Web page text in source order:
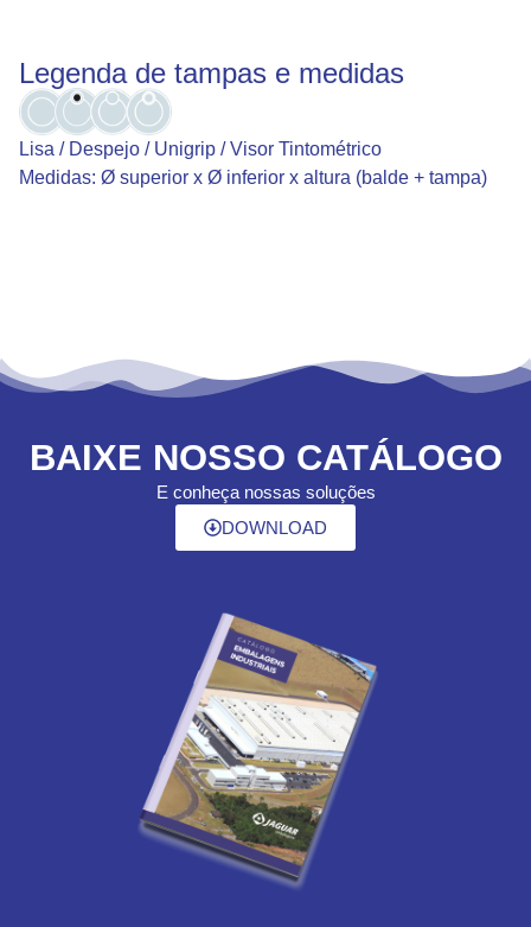
Legenda de tampas e medidas
Lisa / Despejo / Unigrip / Visor Tintométrico
Medidas: Ø superior x Ø inferior x altura (balde + tampa)
BAIXE NOSSO CATÁLOGO
E conheça nossas soluções
DOWNLOAD